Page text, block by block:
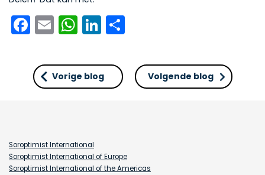
Facebook
EmailWhatsApp
LinkedIn
Vorige blog Volgende blog
Soroptimist International
Soroptimist International of Europe
Soroptimist International of the Americas